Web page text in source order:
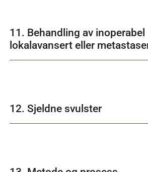
11. Behandling av inoperabel
lokalavansert eller
12. Sjeldne svulster